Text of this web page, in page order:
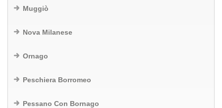
Muggiò
Nova Milanese
Ornago
Peschiera Borromeo
Pessano Con Bornago